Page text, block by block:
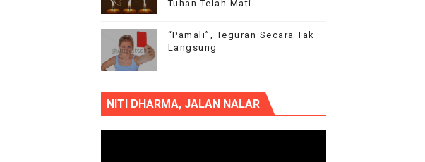
Tuhan Telah Mati
“Pamali”, Teguran Secara Tak
Langsung
NITI DHARMA, JALAN NALAR